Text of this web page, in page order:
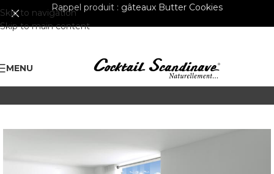
Skip to navigation
Skip to main content
Rappel produit : gâteaux Butter Cookies
MENU